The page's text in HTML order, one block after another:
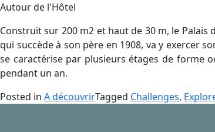
Autour de l'Hôtel
Construit sur 200 m2 et haut de 30 m, le
qui succède à son père en 1908, va y exercer
se caractérise par plusieurs étages de forme
pendant un an.
Posted in A découvrirTagged Challenges,